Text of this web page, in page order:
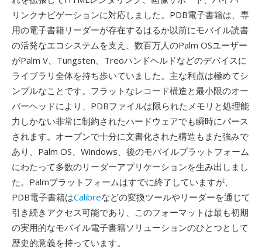
リンクナビゲーションに対応しました。PDB電子書籍は、専
用の電子書籍リーダーが存在するはるか以前にモバイル読書
の活発なエコシステムを支え、数百万人のPalm OSユーザー
がPalm V、Tungsten、Treoハンドヘルドなどのデバイスに
ライブラリ全体を持ち歩いていました。主な利点は極めてシ
ンプルなことです。フラットなレコード構造と最小限のオー
バーヘッドにより、PDBファイルは限られたメモリと処理能
力しかない非常に制約されたハードウェアでも瞬時にパース
されます。オープンで十分に文書化された構造もまた強みで
あり、Palm OS、Windows、後のモバイルプラットフォーム
にわたって多数のリーダーアプリケーションを生み出しまし
た。Palmプラットフォームはすでに終了していますが、
PDB電子書籍はCalibreなどの変換ツールやリーダーを通じて
引き続きアクセス可能であり、このフォーマットは最も初期
の実用的なモバイル電子書籍ソリューションのひとつとして
歴史的意義を持っています。